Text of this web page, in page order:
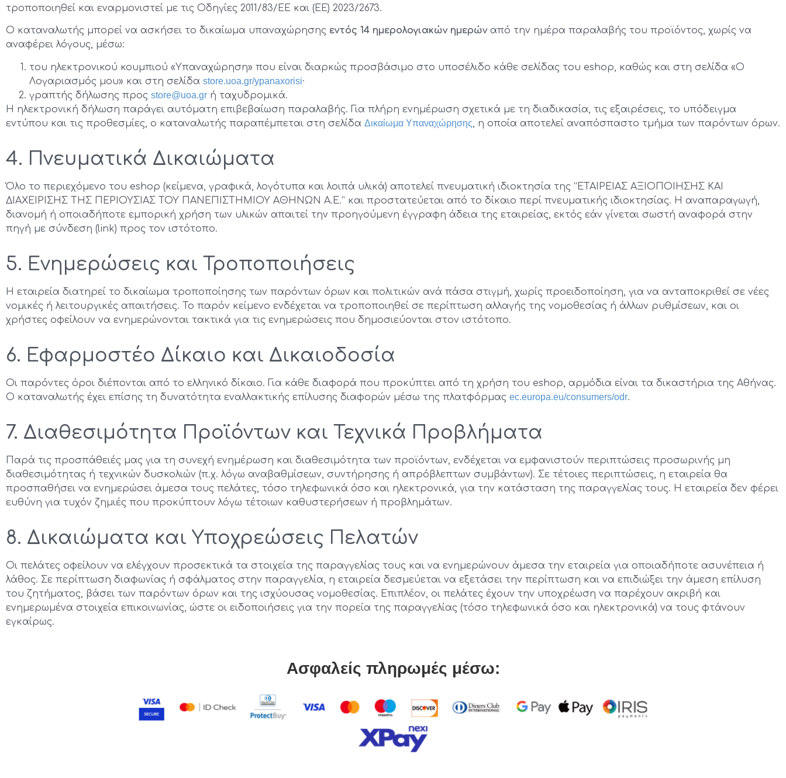
τροποποιηθεί και εναρμονιστεί με τις Οδηγίες 2011/83/ΕΕ και (ΕΕ) 2023/2673.
Ο καταναλωτής μπορεί να ασκήσει το δικαίωμα υπαναχώρησης εντός 14 ημερολογιακών ημερών από την ημέρα παραλαβής του προϊόντος, χωρίς να
αναφέρει λόγους, μέσω:
του ηλεκτρονικού κουμπιού «Υπαναχώρηση» που είναι διαρκώς προσβάσιμο στο υποσέλιδο κάθε σελίδας του eshop, καθώς και στη σελίδα «Ο
Λογαριασμός μου» και στη σελίδα store.uoa.gr/ypanaxorisi·
γραπτής δήλωσης προς store@uoa.gr ή ταχυδρομικά.
Η ηλεκτρονική δήλωση παράγει αυτόματη επιβεβαίωση παραλαβής. Για πλήρη ενημέρωση σχετικά με τη διαδικασία, τις εξαιρέσεις, το υπόδειγμα
εντύπου και τις προθεσμίες, ο καταναλωτής παραπέμπεται στη σελίδα Δικαίωμα Υπαναχώρησης, η οποία αποτελεί αναπόσπαστο τμήμα των παρόντων όρων.
4. Πνευματικά Δικαιώματα
Όλο το περιεχόμενο του eshop (κείμενα, γραφικά, λογότυπα και λοιπά υλικά) αποτελεί πνευματική ιδιοκτησία της “ΕΤΑΙΡΕΙΑΣ ΑΞΙΟΠΟΙΗΣΗΣ ΚΑΙ
ΔΙΑΧΕΙΡΙΣΗΣ ΤΗΣ ΠΕΡΙΟΥΣΙΑΣ ΤΟΥ ΠΑΝΕΠΙΣΤΗΜΙΟΥ ΑΘΗΝΩΝ Α.Ε.” και προστατεύεται από το δίκαιο περί πνευματικής ιδιοκτησίας. Η αναπαραγωγή,
διανομή ή οποιαδήποτε εμπορική χρήση των υλικών απαιτεί την προηγούμενη έγγραφη άδεια της εταιρείας, εκτός εάν γίνεται σωστή αναφορά στην
πηγή με σύνδεση (link) προς τον ιστότοπο.
5. Ενημερώσεις και Τροποποιήσεις
Η εταιρεία διατηρεί το δικαίωμα τροποποίησης των παρόντων όρων και πολιτικών ανά πάσα στιγμή, χωρίς προειδοποίηση, για να ανταποκριθεί σε νέες
νομικές ή λειτουργικές απαιτήσεις. Το παρόν κείμενο ενδέχεται να τροποποιηθεί σε περίπτωση αλλαγής της νομοθεσίας ή άλλων ρυθμίσεων, και οι
χρήστες οφείλουν να ενημερώνονται τακτικά για τις ενημερώσεις που δημοσιεύονται στον ιστότοπο.
6. Εφαρμοστέο Δίκαιο και Δικαιοδοσία
Οι παρόντες όροι διέπονται από το ελληνικό δίκαιο. Για κάθε διαφορά που προκύπτει από τη χρήση του eshop, αρμόδια είναι τα δικαστήρια της Αθήνας.
Ο καταναλωτής έχει επίσης τη δυνατότητα εναλλακτικής επίλυσης διαφορών μέσω της πλατφόρμας ec.europa.eu/consumers/odr.
7. Διαθεσιμότητα Προϊόντων και Τεχνικά Προβλήματα
Παρά τις προσπάθειές μας για τη συνεχή ενημέρωση και διαθεσιμότητα των προϊόντων, ενδέχεται να εμφανιστούν περιπτώσεις προσωρινής μη
διαθεσιμότητας ή τεχνικών δυσκολιών (π.χ. λόγω αναβαθμίσεων, συντήρησης ή απρόβλεπτων συμβάντων). Σε τέτοιες περιπτώσεις, η εταιρεία θα
προσπαθήσει να ενημερώσει άμεσα τους πελάτες, τόσο τηλεφωνικά όσο και ηλεκτρονικά, για την κατάσταση της παραγγελίας τους. Η εταιρεία δεν φέρει
ευθύνη για τυχόν ζημιές που προκύπτουν λόγω τέτοιων καθυστερήσεων ή προβλημάτων.
8. Δικαιώματα και Υποχρεώσεις Πελατών
Οι πελάτες οφείλουν να ελέγχουν προσεκτικά τα στοιχεία της παραγγελίας τους και να ενημερώνουν άμεσα την εταιρεία για οποιαδήποτε ασυνέπεια ή
λάθος. Σε περίπτωση διαφωνίας ή σφάλματος στην παραγγελία, η εταιρεία δεσμεύεται να εξετάσει την περίπτωση και να επιδιώξει την άμεση επίλυση
του ζητήματος, βάσει των παρόντων όρων και της ισχύουσας νομοθεσίας. Επιπλέον, οι πελάτες έχουν την υποχρέωση να παρέχουν ακριβή και
ενημερωμένα στοιχεία επικοινωνίας, ώστε οι ειδοποιήσεις για την πορεία της παραγγελίας (τόσο τηλεφωνικά όσο και ηλεκτρονικά) να τους φτάνουν
εγκαίρως.
Ασφαλείς πληρωμές μέσω: